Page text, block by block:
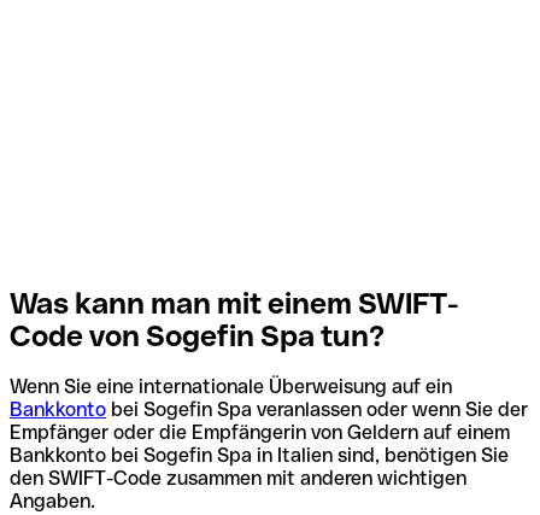
Was kann man mit einem SWIFT-
Code von Sogefin Spa tun?
Wenn Sie eine internationale Überweisung auf ein
Bankkonto bei Sogefin Spa veranlassen oder wenn Sie der
Empfänger oder die Empfängerin von Geldern auf einem
Bankkonto bei Sogefin Spa in Italien sind, benötigen Sie
den SWIFT-Code zusammen mit anderen wichtigen
Angaben.